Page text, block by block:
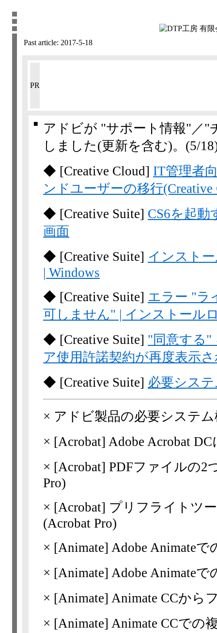
Past article: 2017-5-18
PR
■
アドビが "サポート情報"／"
しました(更新を含む)。 (5/
◆ [Creative Cloud] IT管理者
ンドユーザーの移行
◆ [Creative Suite] CS6を起
画面
◆ [Creative Suite] インストー
| Windows
◆ [Creative Suite] エラー "ラ
可しません" | インストール
◆ [Creative Suite] "同意する"
ア使用許諾契約が再度表示
◆ [Creative Suite] 必要シス
× アドビ製品の必要システ
× [Acrobat] Adobe Acrobat
× [Acrobat] PDFファイルの2
Pro)
× [Acrobat] プリフライトツ
(Acrobat Pro)
× [Animate] Adobe Animate
× [Animate] Adobe Animate
× [Animate] Animate CCから
× [Animate] Animate CCでの